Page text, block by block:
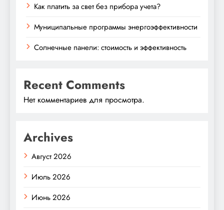
Как платить за свет без прибора учета?
Муниципальные программы энергоэффективности
Солнечные панели: стоимость и эффективность
Recent Comments
Нет комментариев для просмотра.
Archives
Август 2026
Июль 2026
Июнь 2026